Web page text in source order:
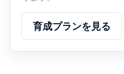
育成プランを見る